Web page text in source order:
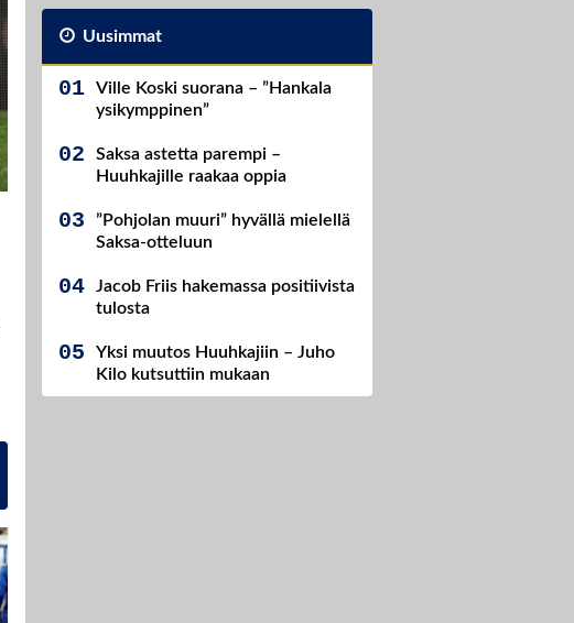
Uusimmat
Ville Koski suorana – ”Hankala
ysikymppinen”
Saksa astetta parempi –
Huuhkajille raakaa oppia
”Pohjolan muuri” hyvällä mielellä
Saksa-otteluun
Jacob Friis hakemassa positiivista
tulosta
Yksi muutos Huuhkajiin – Juho
Kilo kutsuttiin mukaan